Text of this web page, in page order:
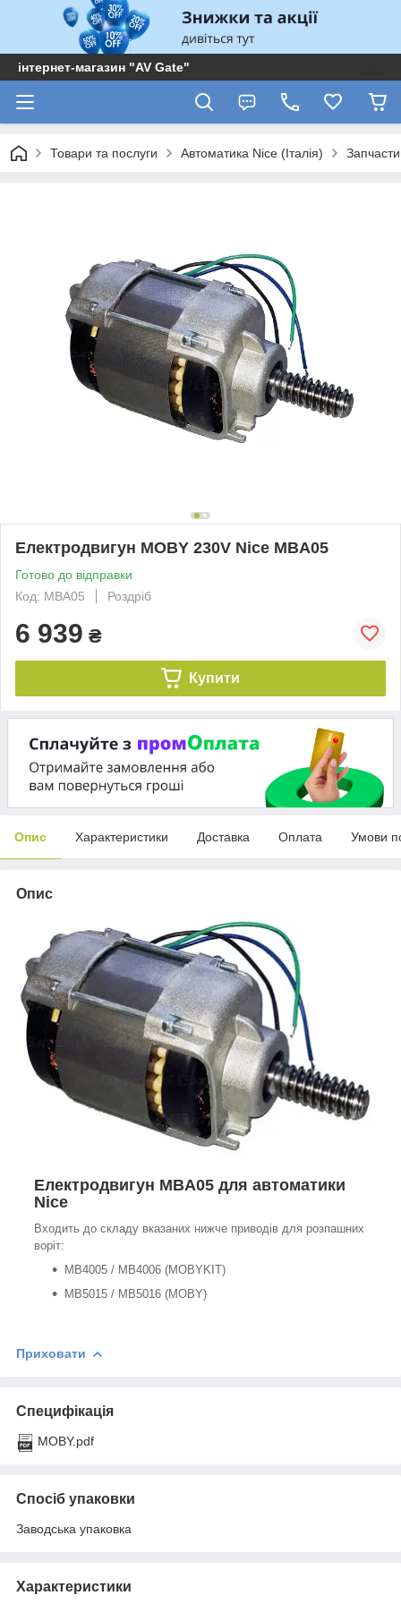
інтернет-магазин "AV Gate"
Товари та послуги Автоматика Nice (Італія)
Електродвигун MOBY 230V Nice MBA05
Готово до відправки
Код: MBA05
Роздріб
6 939 ₴
Купити
Опис Характеристики Доставка Оплата Умови
Опис
Електродвигун MBA05 для автоматики
Nice
Входить до складу вказаних нижче приводів для розпашних
воріт:
MB4005 / MB4006 (MOBYKIT)
MB5015 / MB5016 (MOBY)
Приховати
Специфікація
MOBY.pdf
Спосіб упаковки
Заводська упаковка
Характеристики